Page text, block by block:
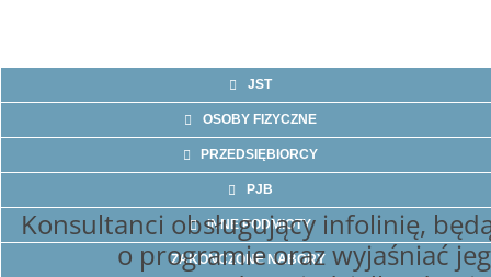
Konsultanci obsługujący infolinię,
o programie oraz wyjaśniać
JST
OSOBY FIZYCZNE
PRZEDSIĘBIORCY
PJB
INNE PODMIOTY
ZAKOŃCZONE NABORY